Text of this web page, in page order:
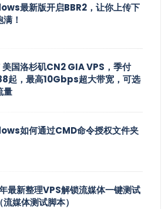
最新版开启BBR2，让你上传下
！
国洛杉矶CN2 GIA VPS，季付
起，最高10Gbps超大带宽，可选
量
如何通过CMD命令授权文件夹
最新整理VPS解锁流媒体一键测试
流媒体测试脚本）